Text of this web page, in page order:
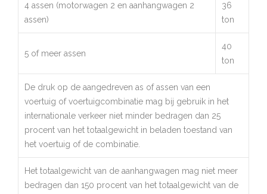
4 assen (motorwagen 2 en aanhangwagen 2
assen)
36
ton
5 of meer assen
40
ton
De druk op de aangedreven as of assen van een
voertuig of voertuigcombinatie mag bij gebruik in het
internationale verkeer niet minder bedragen dan 25
procent van het totaalgewicht in beladen toestand van
het voertuig of de combinatie.
Het totaalgewicht van de aanhangwagen mag niet meer
bedragen dan 150 procent van het totaalgewicht van de